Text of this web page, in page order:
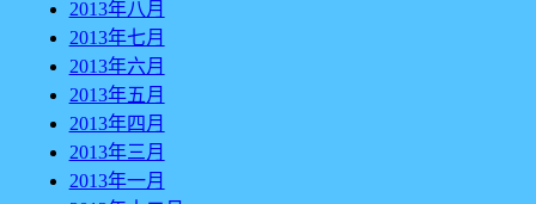
2013年八月
2013年七月
2013年六月
2013年五月
2013年四月
2013年三月
2013年一月